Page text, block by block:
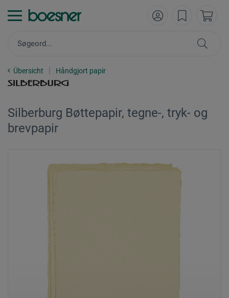
Übersicht Håndgjort papir
Silberburg Bøttepapir, tegne-, tryk- og
brevpapir